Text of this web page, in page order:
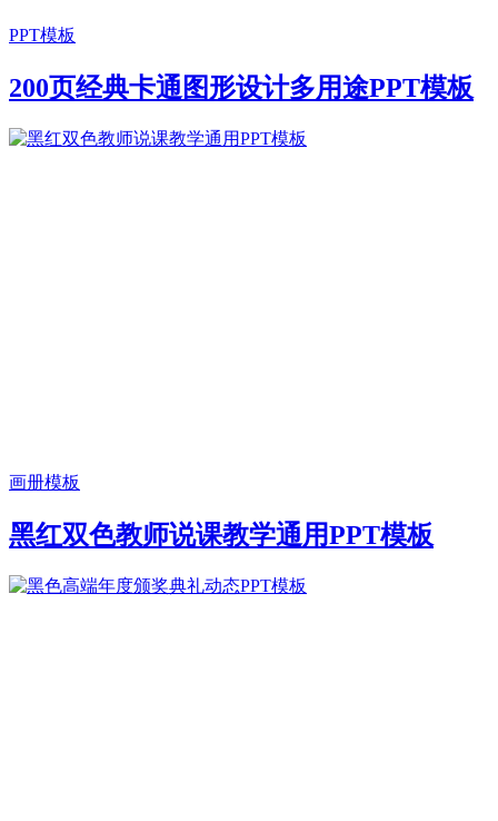
PPT模板
200页经典卡通图形设计多用途PPT模板
画册模板
黑红双色教师说课教学通用PPT模板